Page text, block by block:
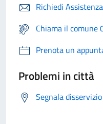
Richiedi Assistenza
Chiama il comune
Prenota un
Problemi in città
Segnala disservizio